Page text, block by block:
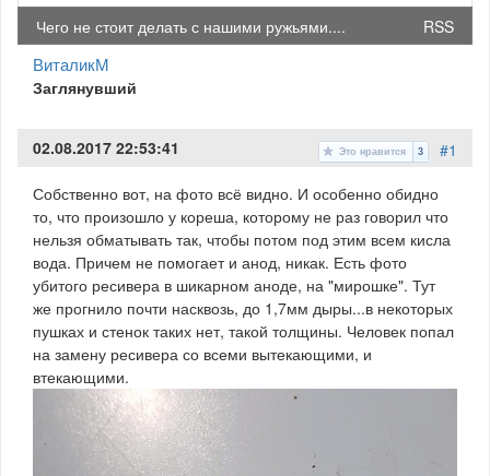
RSS
Чего не стоит делать с нашими ружьями....
ВиталикМ
Заглянувший
#1
Это нравится 3
02.08.2017 22:53:41
Собственно вот, на фото всё видно. И особенно обидно
то, что произошло у кореша, которому не раз говорил что
нельзя обматывать так, чтобы потом под этим всем кисла
вода. Причем не помогает и анод, никак. Есть фото
убитого ресивера в шикарном аноде, на "мирошке". Тут
же прогнило почти насквозь, до 1,7мм дыры...в некоторых
пушках и стенок таких нет, такой толщины. Человек попал
на замену ресивера со всеми вытекающими, и
втекающими.